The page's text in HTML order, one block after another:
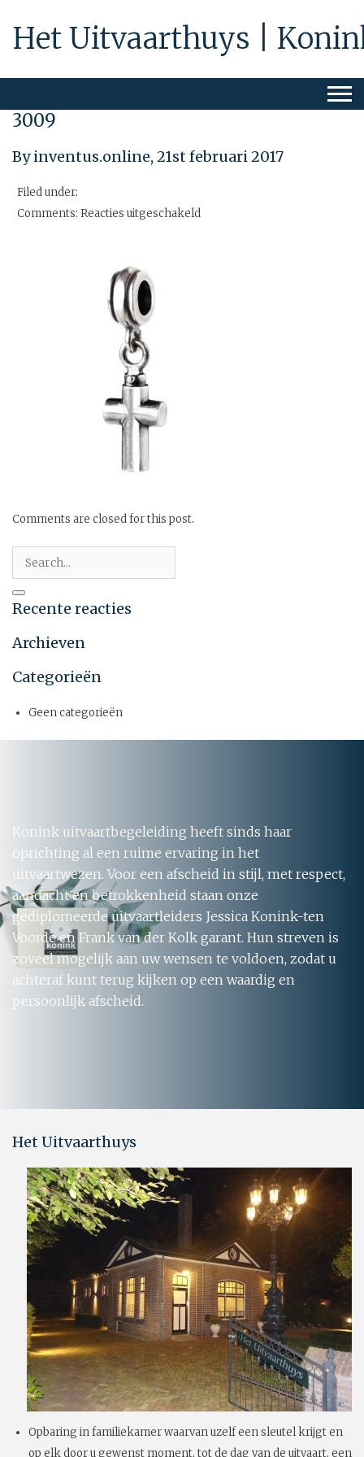
Het Uitvaarthuys |
3009
By inventus.online, 21st februari 2017
Filed under:
Comments: Reacties uitgeschakeld
Comments are closed for this post.
Recente reacties
Archieven
Categorieën
Geen categorieën
Konink uitvaartbegeleiding heeft sinds haar
oprichting al een ruime ervaring in het
uitvaartwezen. Voor een afscheid in stijl, met respect,
aandacht en betrokkenheid staan onze
gediplomeerde uitvaartleiders Jessica Konink-ten
Voorde en Frank van der Kolk garant. Hun streven is
zoveel mogelijk aan uw wensen te voldoen, zodat u
achteraf kunt terug kijken op een waardig en
persoonlijk afscheid.
Het Uitvaarthuys
Opbaring in familiekamer waarvan uzelf een sleutel krijgt en
op elk door u gewenst moment, tot de dag van de uitvaart, een